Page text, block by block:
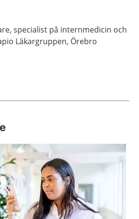
specialist på internmedicin och
Läkargruppen, Örebro